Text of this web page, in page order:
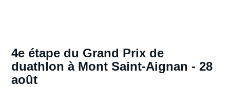
4e étape du Grand Prix de
duathlon à Mont Saint-Aignan - 28
août